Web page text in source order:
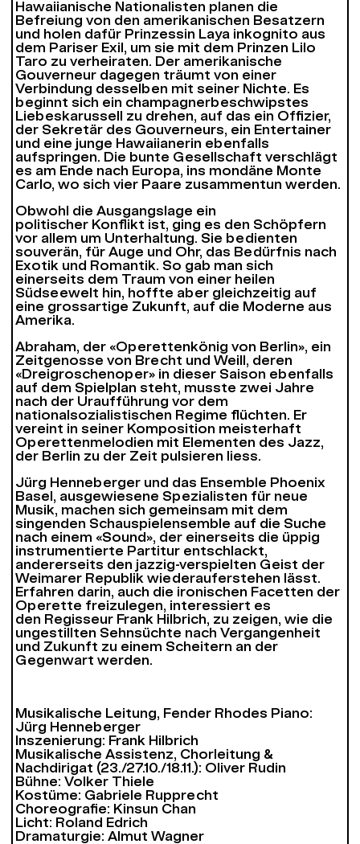
Hawaiianische Nationalisten planen die
Befreiung von den amerikanischen Besatzern
und holen dafür Prinzessin Laya inkognito aus
dem Pariser Exil, um sie mit dem Prinzen Lilo
Taro zu verheiraten. Der amerikanische
Gouverneur dagegen träumt von einer
Verbindung desselben mit seiner Nichte. Es
beginnt sich ein champagnerbeschwipstes
Liebeskarussell zu drehen, auf das ein Offizier,
der Sekretär des Gouverneurs, ein Entertainer
und eine junge Hawaiianerin ebenfalls
aufspringen. Die bunte Gesellschaft verschlägt
es am Ende nach Europa, ins mondäne Monte
Carlo, wo sich vier Paare zusammentun werden.
Obwohl die Ausgangslage ein
politischer Konflikt ist, ging es den Schöpfern
vor allem um Unterhaltung. Sie bedienten
souverän, für Auge und Ohr, das Bedürfnis nach
Exotik und Romantik. So gab man sich
einerseits dem Traum von einer heilen
Südseewelt hin, hoffte aber gleichzeitig auf
eine grossartige Zukunft, auf die Moderne aus
Amerika.
Abraham, der «Operettenkönig von Berlin», ein
Zeitgenosse von Brecht und Weill, deren
«Dreigroschenoper» in dieser Saison ebenfalls
auf dem Spielplan steht, musste zwei Jahre
nach der Uraufführung vor dem
nationalsozialistischen Regime flüchten. Er
vereint in seiner Komposition meisterhaft
Operettenmelodien mit Elementen des Jazz,
der Berlin zu der Zeit pulsieren liess.
Jürg Henneberger und das Ensemble Phoenix
Basel, ausgewiesene Spezialisten für neue
Musik, machen sich gemeinsam mit dem
singenden Schauspielensemble auf die Suche
nach einem «Sound», der einerseits die üppig
instrumentierte Partitur entschlackt,
andererseits den jazzig-verspielten Geist der
Weimarer Republik wiederauferstehen lässt.
Erfahren darin, auch die ironischen Facetten der
Operette freizulegen, interessiert es
den Regisseur Frank Hilbrich, zu zeigen, wie die
ungestillten Sehnsüchte nach Vergangenheit
und Zukunft zu einem Scheitern an der
Gegenwart werden.
Musikalische Leitung, Fender Rhodes Piano:
Jürg Henneberger
Inszenierung: Frank Hilbrich
Musikalische Assistenz, Chorleitung &
Nachdirigat (23./27.10./18.11.): Oliver Rudin
Bühne: Volker Thiele
Kostüme: Gabriele Rupprecht
Choreografie: Kinsun Chan
Licht: Roland Edrich
Dramaturgie: Almut Wagner